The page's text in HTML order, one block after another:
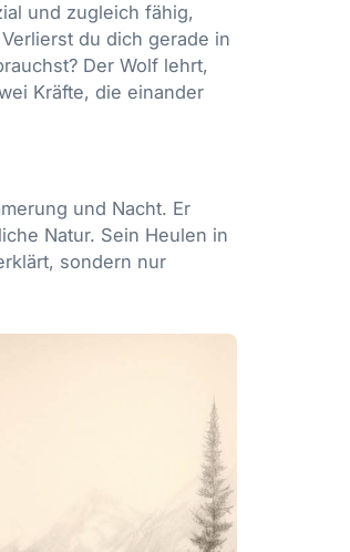
und zugleich fähig,
du dich gerade in
Der Wolf lehrt,
Kräfte, die einander
und Nacht. Er
Natur. Sein Heulen in
sondern nur